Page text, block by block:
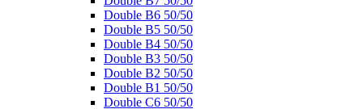
Double B6 50/50
Double B5 50/50
Double B4 50/50
Double B3 50/50
Double B2 50/50
Double B1 50/50
Double C6 50/50